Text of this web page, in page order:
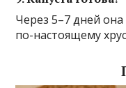
Через 5–7 дней
по-настоящему